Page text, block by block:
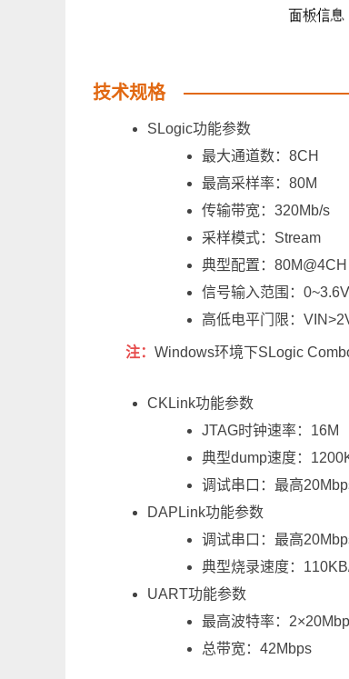
技术规格
SLogic功能参数
最大通道数：8CH
最高采样率：80M
传输带宽：320Mb/s
采样模式：Stream
典型配置：
信号输入范围：0~3.6V
高低电平门限：
注： Windows环境下SLogic
CKLink功能参数
JTAG时钟速率：16M
典型dump速度：
调试串口：最高
DAPLink功能参数
调试串口：最高
典型烧录速度：
UART功能参数
最高波特率：
总带宽：42Mbps